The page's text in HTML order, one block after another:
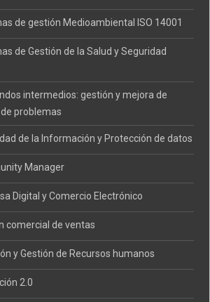
de gestión Medioambiental ISO 14001
de Gestión de la Salud y Seguridad
intermedios: gestión y mejora de
problemas
de la Información y Protección de datos
Manager
Digital y Comercio Electrónico
comercial de ventas
y Gestión de Recursos humanos
2.0